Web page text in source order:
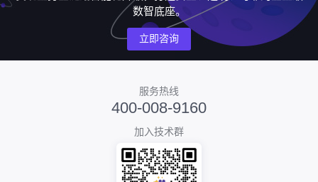
数智底座。
立即咨询
服务热线
400-008-9160
加入技术群